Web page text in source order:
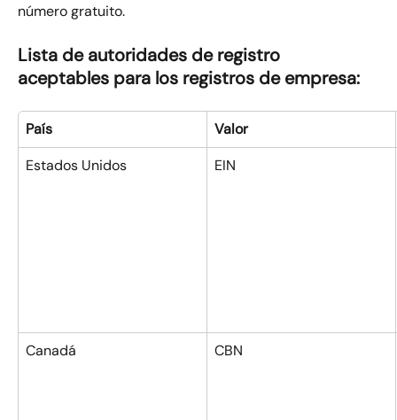
número gratuito.
Lista de autoridades de registro
aceptables para los registros de empresa:
País
Valor
Estados Unidos
EIN
Canadá CBN